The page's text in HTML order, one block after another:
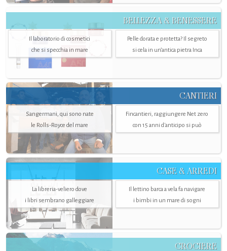
BELLEZZA & BENESSERE
Il laboratorio di cosmetici
che si specchia in mare
Pelle dorata e protetta? Il segreto
si cela in un’antica pietra Inca
CANTIERI
Sangermani, qui sono nate
le Rolls-Royce del mare
Fincantieri, raggiungere Net zero
con 15 anni d'anticipo si può
CASE & ARREDI
La libreria-veliero dove
i libri sembrano galleggiare
Il lettino barca a vela fa navigare
i bimbi in un mare di sogni
CROCIERE